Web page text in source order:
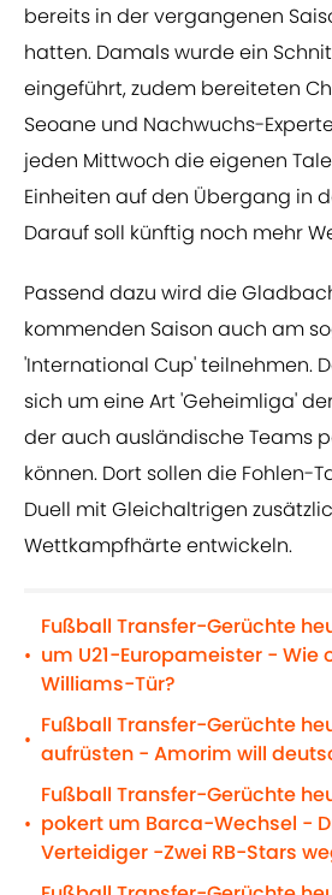
bereits in der vergangenen
hatten. Damals wurde ein
eingeführt, zudem bereiteten
Seoane und Nachwuchs-
jeden Mittwoch die eigenen
Einheiten auf den Übergang in
Darauf soll künftig noch mehr
Passend dazu wird die
kommenden Saison auch am
'International Cup' teilnehmen.
sich um eine Art 'Geheimliga'
der auch ausländische Teams
können. Dort sollen die Fohlen-
Duell mit Gleichaltrigen
Wettkampfhärte entwickeln.
•
Fußball Transfer-Gerüchte
um U21-Europameister - Wie
Williams-Tür?
•
Fußball Transfer-Gerüchte
aufrüsten - Amorim will
•
Fußball Transfer-Gerüchte
pokert um Barca-Wechsel -
Verteidiger -Zwei RB-Stars